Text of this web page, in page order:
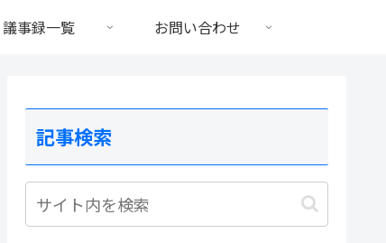
議事録一覧 お問い合わせ
記事検索